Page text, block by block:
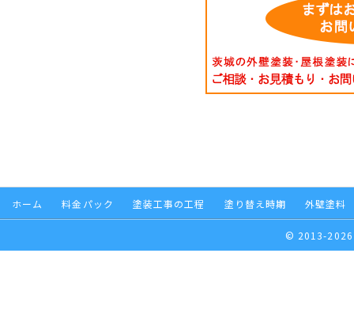
ホーム 料金パック 塗装工事の工程 塗り替え時期 外壁塗料
© 2013-2026